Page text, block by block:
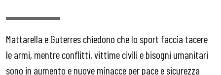
Mattarella e Guterres chiedono che lo sport faccia tacere
le armi, mentre conflitti, vittime civili e bisogni umanitari
sono in aumento e nuove minacce per pace e sicurezza